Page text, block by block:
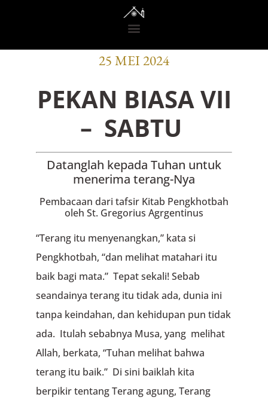
BACAAN OFISI
25 MEI 2024
PEKAN BIASA VII
– SABTU
Datanglah kepada Tuhan untuk
menerima terang-Nya
Pembacaan dari tafsir Kitab Pengkhotbah
oleh St. Gregorius Agrgentinus
“Terang itu menyenangkan,” kata si
Pengkhotbah, “dan melihat matahari itu
baik bagi mata.” Tepat sekali! Sebab
seandainya terang itu tidak ada, dunia ini
tanpa keindahan, dan kehidupan pun tidak
ada. Itulah sebabnya Musa, yang melihat
Allah, berkata, “Tuhan melihat bahwa
terang itu baik.” Di sini baiklah kita
berpikir tentang Terang agung, Terang